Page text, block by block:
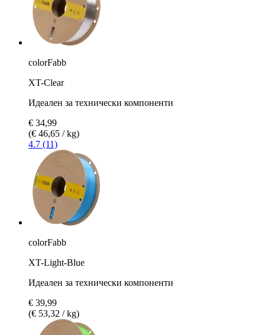
colorFabb
XT-Clear
Идеален за технически компоненти
€ 34,99
(€ 46,65 / kg)
4.7 (11)
colorFabb
XT-Light-Blue
Идеален за технически компоненти
€ 39,99
(€ 53,32 / kg)